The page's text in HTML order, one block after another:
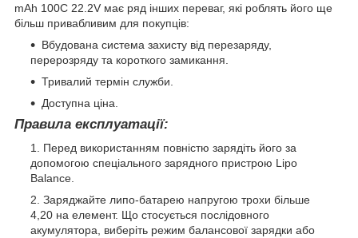
mAh 100C 22.2V має ряд інших переваг, які роблять його ще
більш привабливим для покупців:
Вбудована система захисту від перезаряду,
перерозряду та короткого замикання.
Тривалий термін служби.
Доступна ціна.
Правила експлуатації:
Перед використанням повністю зарядіть його за
допомогою спеціального зарядного пристрою Lipo
Balance.
Заряджайте липо-батарею напругою трохи більше
4,20 на елемент. Що стосується послідовного
акумулятора, виберіть режим балансової зарядки або